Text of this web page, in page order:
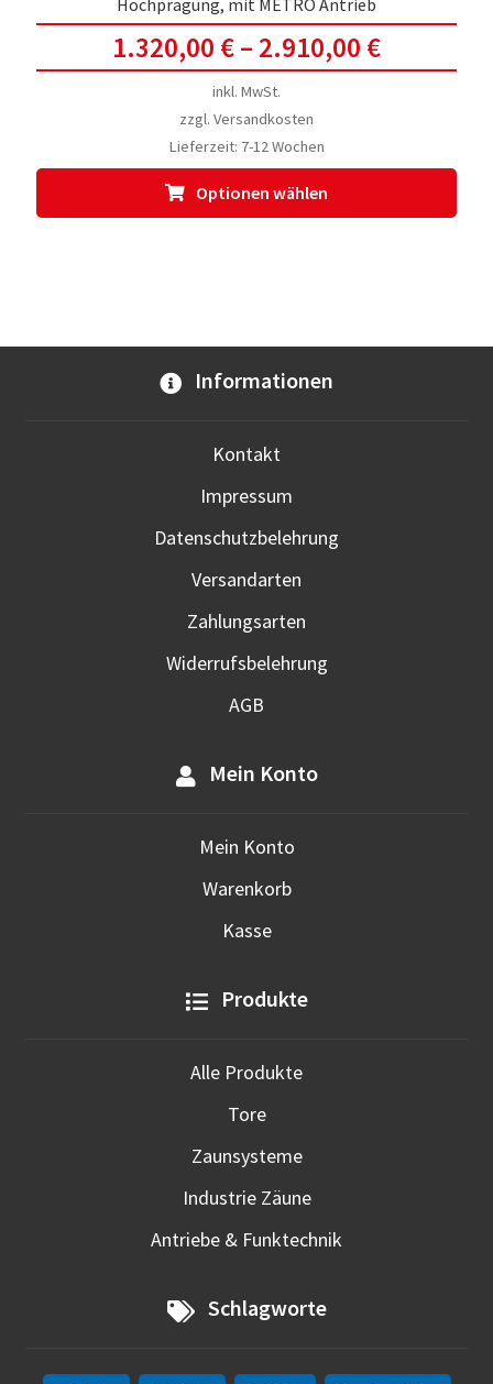
1.320,00 €– 2.910,00 €
inkl. MwSt.
zzgl. Versandkosten
Lieferzeit: 7-12 Wochen
Optionen wählen
Informationen
Kontakt
Impressum
Datenschutzbelehrung
Versandarten
Zahlungsarten
Widerrufsbelehrung
AGB
Mein Konto
Mein Konto
Warenkorb
Kasse
Produkte
Alle Produkte
Tore
Zaunsysteme
Industrie Zäune
Antriebe & Funktechnik
Schlagworte